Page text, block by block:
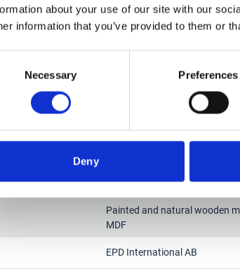
about your use of our site with our
information that you’ve provided to them or
Necessary Preferences
Deny
OÜ Eesti Höövelliist
Painted and natural wooden
MDF
EPD International AB